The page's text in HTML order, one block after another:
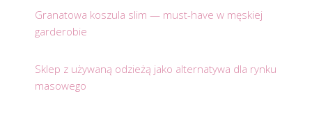
Granatowa koszula slim — must-have w męskiej
garderobie
Sklep z używaną odzieżą jako alternatywa dla rynku
masowego